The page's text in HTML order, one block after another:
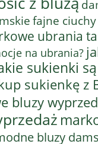
fajne
ubrania
na ubrania?
sukienki
sukienkę z
bluzy
bluzy